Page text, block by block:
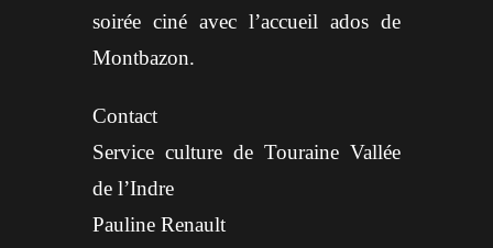
soirée ciné avec l’accueil ados de
Montbazon.
Contact
Service culture de Touraine Vallée
de l’Indre
Pauline Renault